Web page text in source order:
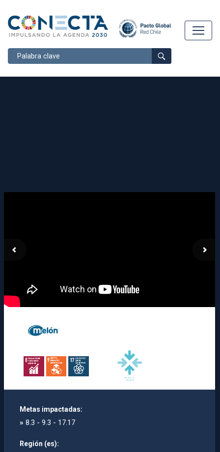
Buscar
Metas impactadas:
» 8.3 - 9.3 - 17.17
Región (es):